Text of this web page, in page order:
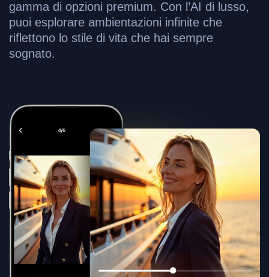
gamma di opzioni premium. Con l’AI di lusso,
puoi esplorare ambientazioni infinite che
riflettono lo stile di vita che hai sempre
sognato.